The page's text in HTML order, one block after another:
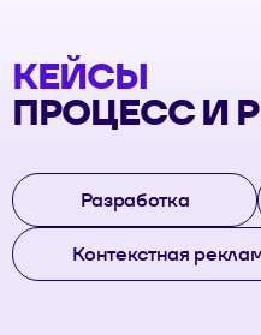
КЕЙСЫ
ПРОЦЕСС И
Разработка
Контекстная